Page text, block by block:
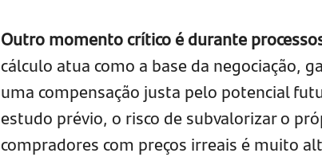
Outro momento crítico é durante
cálculo atua como a base da negociação,
uma compensação justa pelo potencial
estudo prévio, o risco de subvalorizar o
compradores com preços irreais é muito